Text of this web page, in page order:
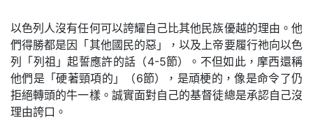
以色列人沒有任何可以誇耀自己比其他民族優越的理由。他
們得勝都是因「其他國民的惡」，以及上帝要履行祂向以色
列「列祖」起誓應許的話（4-5節）。不但如此，摩西還稱
他們是「硬著頸項的」（6節），是頑梗的，像是命令了仍
拒絕轉頭的牛一樣。誠實面對自己的基督徒總是承認自己沒
理由誇口。